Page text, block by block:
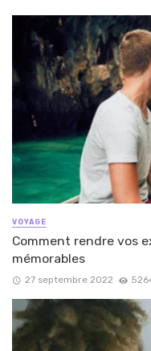
VOYAGE
Comment rendre vos
mémorables
27 septembre 2022